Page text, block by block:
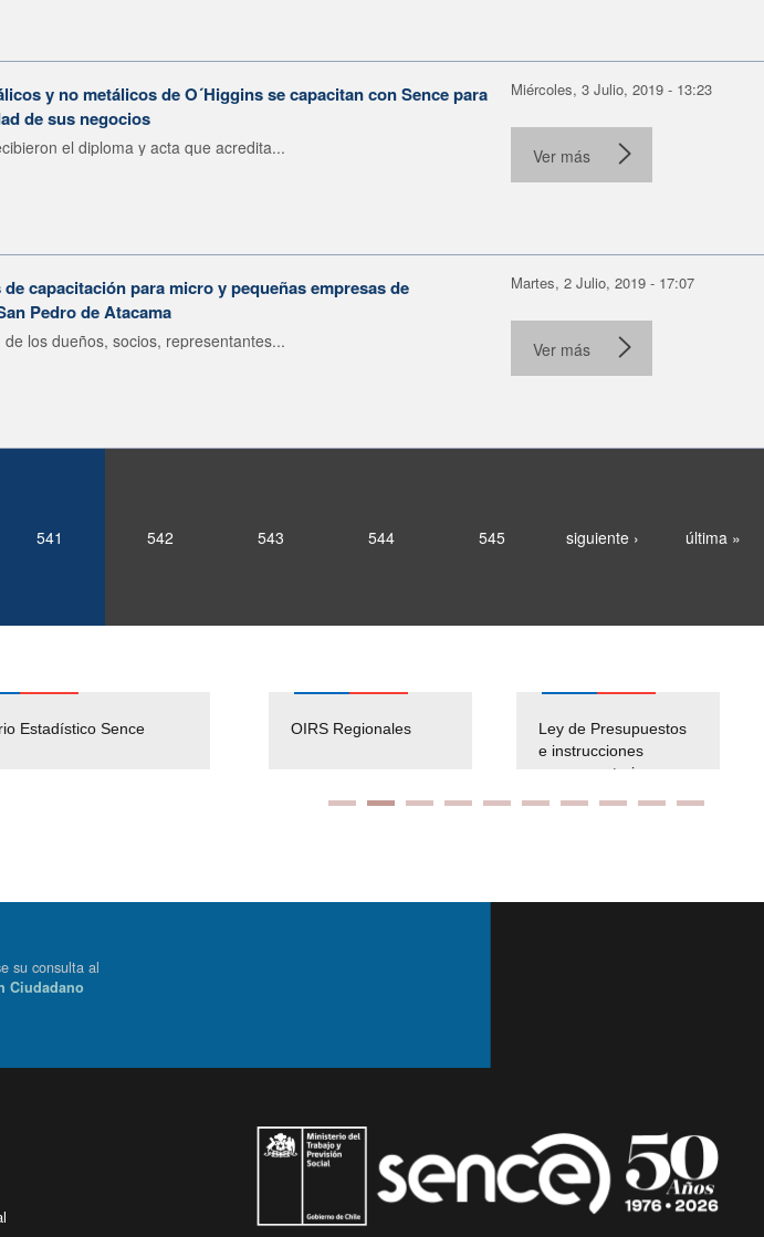
y no metálicos de O´Higgins se capacitan con Sence para
de sus negocios
el diploma y acta que acredita...
Miércoles, 3 Julio, 2019 - 13:23
Ver más
capacitación para micro y pequeñas empresas de
Pedro de Atacama
los dueños, socios, representantes...
Martes, 2 Julio, 2019 - 17:07
Ver más
541 542 543 544 545 siguiente › última »
Estadístico Sence
Solicitud Audiencias y
OIRS Regionales
Ley de Presupuestos
e instrucciones
presuspuetarias
su consulta al
Ciudadano